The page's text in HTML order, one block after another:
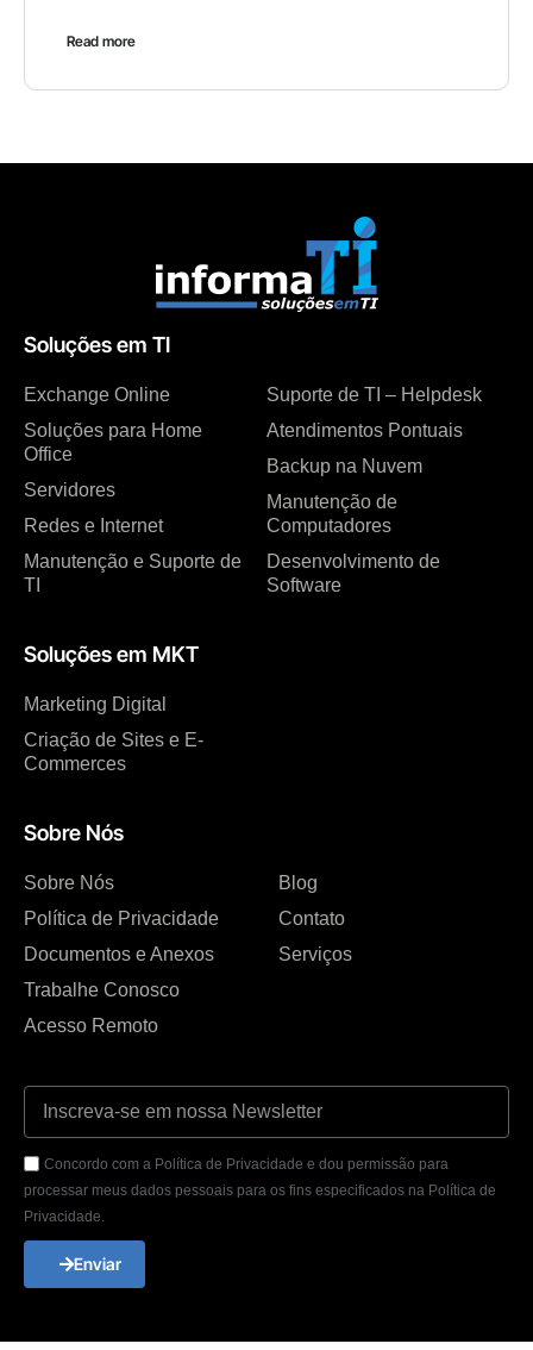
Read more
Soluções em TI
Exchange Online
Soluções para Home
Office
Servidores
Redes e Internet
Manutenção e Suporte de
TI
Suporte de TI – Helpdesk
Atendimentos Pontuais
Backup na Nuvem
Manutenção de
Computadores
Desenvolvimento de
Software
Soluções em MKT
Marketing Digital
Criação de Sites e E-
Commerces
Sobre Nós
Sobre Nós
Política de Privacidade
Documentos e Anexos
Trabalhe Conosco
Acesso Remoto
Blog
Contato
Serviços
Concordo com a Política de Privacidade e dou permissão para
processar meus dados pessoais para os fins especificados na Política de
Privacidade.
Enviar